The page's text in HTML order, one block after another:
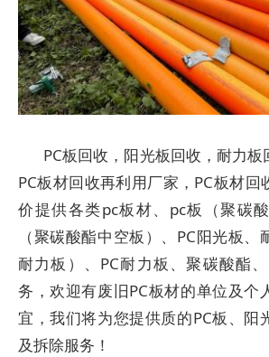
PC板回收，阳光板回收，耐力
PC板材回收再利用厂家，PC板材回
价提供各类pc板材、pc板（聚碳
（聚碳酸酯中空板）、PC阳光板
耐力板）、PC耐力板、聚碳酸酯
务，欢迎有废旧PC板材的单位及个
宜，我们将为您提供质的PC板、阳
及拆除服务！